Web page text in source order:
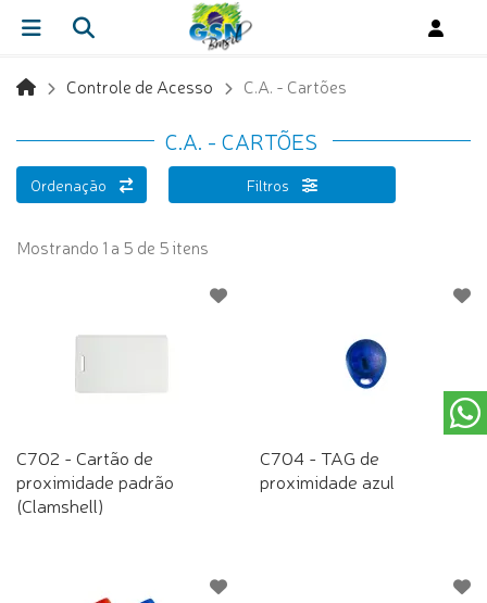
Controle de Acesso C.A. - Cartões
C.A. - CARTÕES
Ordenação Filtros
Mostrando 1 a 5 de 5 itens
C702 - Cartão de
proximidade padrão
(Clamshell)
C704 - TAG de
proximidade azul